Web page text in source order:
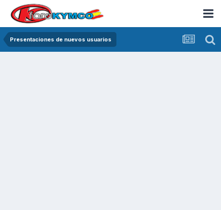
Presentaciones de nuevos usuarios